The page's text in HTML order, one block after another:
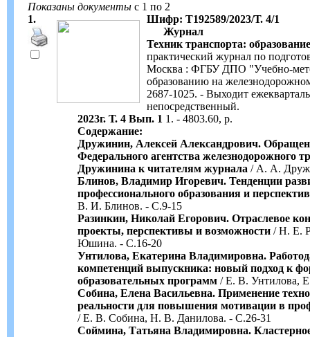
Показаны документы с 1 по 2
1.
Шифр: Т192589/2023/Т. 4/1
Журнал
Техник транспорта: образование
практический журнал по
Москва : ФГБУ ДПО "Учебно-
образованию на
2687-1025. - Выходит
непосредственный.
2023г. Т. 4 Вып. 1 1. - 4803.60, р.
Содержание:
Дружинин, Алексей Александрович.
Федерального агентства железнодорожного
Дружинина к читателям журнала / А. А.
Блинов, Владимир Игоревич. Тенденции
профессионального образования и
В. И. Блинов. - С.9-15
Разинкин, Николай Егорович. Отраслевое
проекты, перспективы и возможности / Н. Е.
Юшина. - С.16-20
Унтилова, Екатерина Владимировна.
компетенций выпускника: новый подход к
образовательных программ / Е. В. Унтилова,
Собина, Елена Васильевна. Применение
реальности для повышения мотивации в
/ Е. В. Собина, Н. В. Данилова. - С.26-31
Соймина, Татьяна Владимировна.